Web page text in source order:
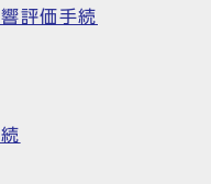
評価手続